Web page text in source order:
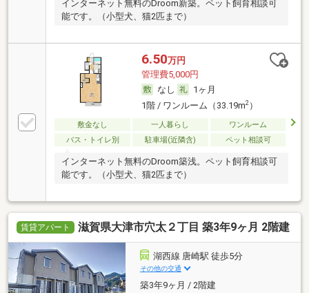
インターネット無料のDroom新築。ペット飼育相談可
能です。（小型犬、猫2匹まで）
6.50万円
管理費5,000円
なし
1ヶ月
1階 / ワンルーム（33.19m2）
敷金なし 一人暮らし
ワンルーム
バス・トイレ別
駐車場(近隣含) ペット相談可
インターネット無料のDroom築浅。ペット飼育相談可
能です。（小型犬、猫2匹まで）
賃貸アパート 滋賀県大津市穴太２丁目 築3年9ヶ月 2階建
湖西線 唐崎駅 徒歩5分
その他の交通
築3年9ヶ月 / 2階建